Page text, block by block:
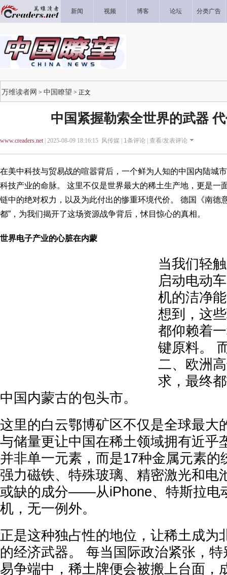
新闻 视频 博客 论坛 分类广告
万维读者网 > 中国瞭望 > 正文
中国紧握勒索全世界的武器
www.creaders.net| 2025-08-09 18:16:15 风传媒 | 1条评论 | 查看/发表评论
在美中科技与贸易战的喧嚣背后，一个鲜为人知的中国内陆
科技产业的命脉。 这里不仅是世界最大的稀土生产地，更是一
链中的绝对权力，以及为此付出的惨重环境代价。 德国《南德
都”，为我们揭开了这场资源战争背后，怵目惊心的真相。
世界电子产业的心脏在内蒙
当我们轻
启动电动
机的洁净
想到，这
都仰赖着
键原料。
二、欧洲
求，最终
中国内蒙古的包头市。
这里的白云鄂博矿区不仅是全球最大
与储量更让中国在稀土领域拥有近乎
并非单一元素，而是17种金属元素的
强力磁铁、特殊玻璃、精密激光和电
或缺的成分——从iPhone、特斯拉电
机，无一例外。
正是这种独占性的地位，让稀土成为
的经济武器。 每当国际政治紧张，
易争端中，稀土牌便会被搬上台面，